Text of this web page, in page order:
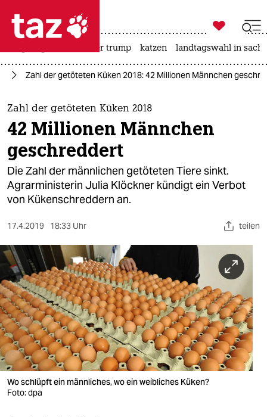
 taz zahl ich
taz zahl ich
themen
politik
öko
gesellschaft
sport
berlin
nord
wahrheit
verlag
verlag
veranstaltungen

taz zahl ich
usa unter trump katzen landtagswahl in
Zahl der getöteten Küken 2018: 42 Millionen Männchen
Zahl der getöteten Küken 2018
42 Millionen Männchen
geschreddert
Die Zahl der männlichen getöteten Tiere sinkt.
Agrarministerin Julia Klöckner kündigt ein Verbot
von Kükenschreddern an.
17.4.2019 18:33 Uhr teilen
Wo schlüpft ein männliches, wo ein weibliches Küken?
Foto: dpa